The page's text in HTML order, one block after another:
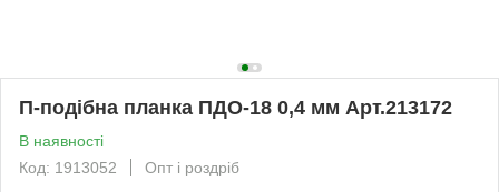
П-подібна планка ПДО-18 0,4 мм Арт.213172
В наявності
Код: 1913052
Опт і роздріб